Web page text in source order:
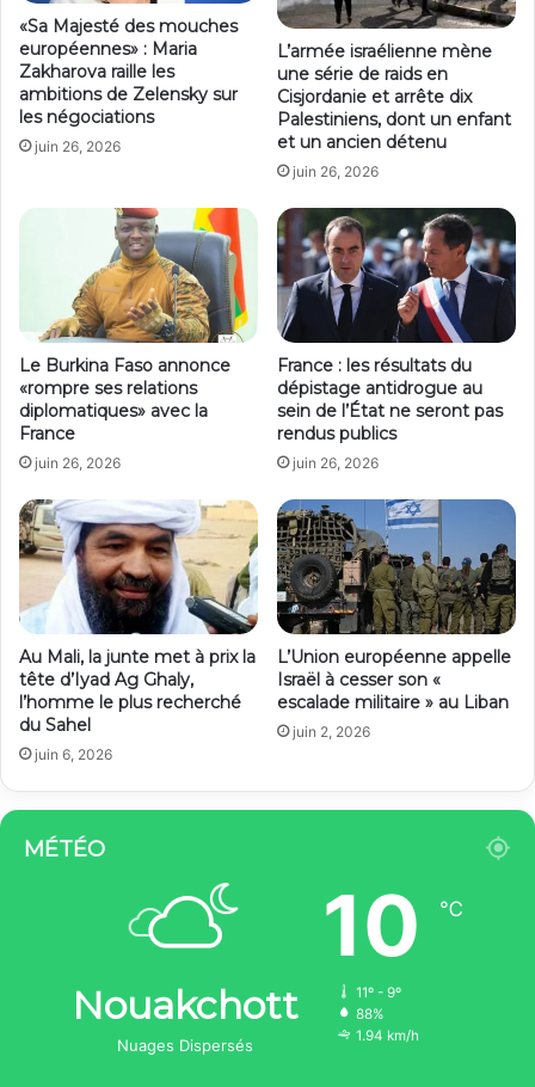
«Sa Majesté des mouches
européennes» : Maria
Zakharova raille les
ambitions de Zelensky sur
les négociations
juin 26, 2026
L’armée israélienne mène
une série de raids en
Cisjordanie et arrête dix
Palestiniens, dont un enfant
et un ancien détenu
juin 26, 2026
Le Burkina Faso annonce
«rompre ses relations
diplomatiques» avec la
France
juin 26, 2026
France : les résultats du
dépistage antidrogue au
sein de l’État ne seront pas
rendus publics
juin 26, 2026
Au Mali, la junte met à prix la
tête d’Iyad Ag Ghaly,
l’homme le plus recherché
du Sahel
juin 6, 2026
L’Union européenne appelle
Israël à cesser son «
escalade militaire » au Liban
juin 2, 2026
MÉTÉO
Nouakchott
Nuages Dispersés
10 ℃
11º - 9º
88%
1.94 km/h